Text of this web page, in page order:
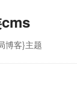
博客}主题